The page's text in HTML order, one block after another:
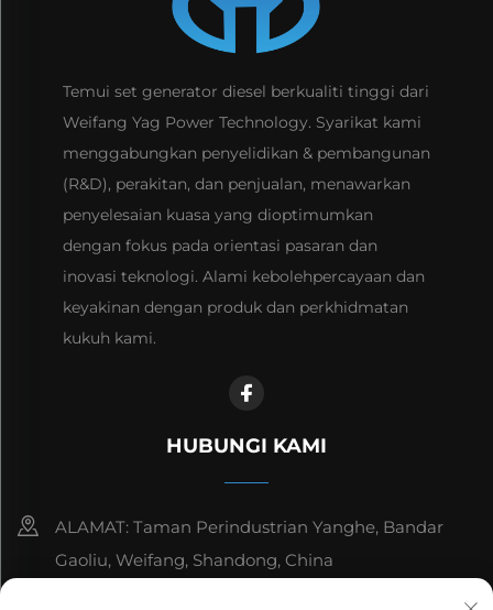
Temui set generator diesel berkualiti tinggi dari
Weifang Yag Power Technology. Syarikat kami
menggabungkan penyelidikan & pembangunan
(R&D), perakitan, dan penjualan, menawarkan
penyelesaian kuasa yang dioptimumkan
dengan fokus pada orientasi pasaran dan
inovasi teknologi. Alami kebolehpercayaan dan
keyakinan dengan produk dan perkhidmatan
kukuh kami.
HUBUNGI KAMI
ALAMAT: Taman Perindustrian Yanghe, Bandar
Gaoliu, Weifang, Shandong, China